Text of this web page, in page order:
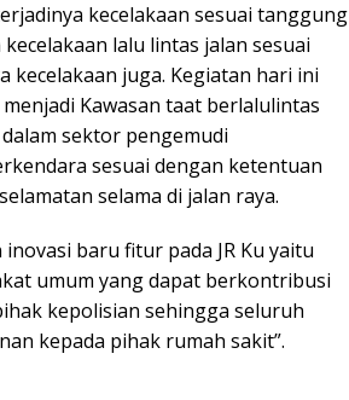
kecelakaan sesuai tanggung
lalu lintas jalan sesuai
juga. Kegiatan hari ini
Kawasan taat berlalulintas
sektor pengemudi
sesuai dengan ketentuan
selama di jalan raya.
baru fitur pada JR Ku yaitu
umum yang dapat berkontribusi
kepolisian sehingga seluruh
kepada pihak rumah sakit”.